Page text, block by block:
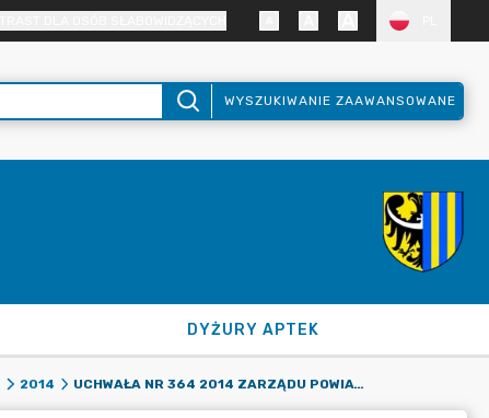
WYSZUKIWANIE ZAAWANSOWANE
DYŻURY APTEK
2014 UCHWAŁA NR 364 2014 ZARZĄDU POWIATU ZGORZELECKIEGO Z DNIA 31 PAŹDZIERNIKA 2014 R. W SPRAWIE ZMIANY UCHWAŁY NR XLIV 309 2013 RADY POWIATU ZGORZELECKIEGO Z DNIA 30 GRUDNIA 2013 R. W SPRAWIE UCHWALENIA WIELOLETNIEJ PROGNOZY FINANSOWEJ POWIATU ZGORZELECKIEGO NA LATA 2014-2028.